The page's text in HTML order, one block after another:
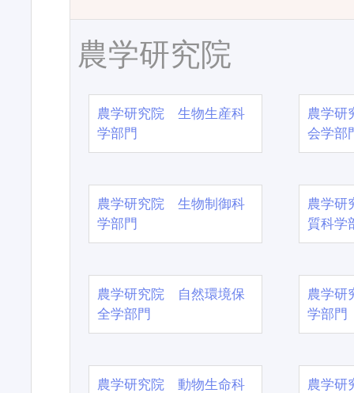
農学研究院
農学研究院 生物生産科
学部門
農学
会学部
農学研究院 生物制御科
学部門
農学
質科学
農学研究院 自然環境保
全学部門
農学
学部門
農学研究院 動物生命科
農学